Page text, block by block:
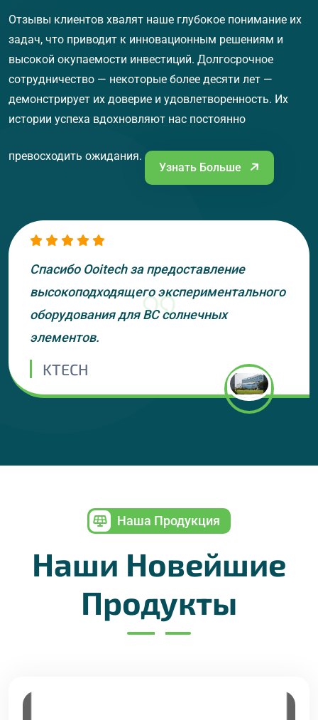
Отзывы клиентов хвалят наше глубокое понимание их
задач, что приводит к инновационным решениям и
высокой окупаемости инвестиций. Долгосрочное
сотрудничество — некоторые более десяти лет —
демонстрирует их доверие и удовлетворенность. Их
истории успеха вдохновляют нас постоянно
превосходить ожидания.
Узнать Больше
Спасибо Ooitech за предоставление
высокоподходящего экспериментального
оборудования для BC солнечных
элементов.
KTECH
Наша Продукция
Наши Новейшие
Продукты